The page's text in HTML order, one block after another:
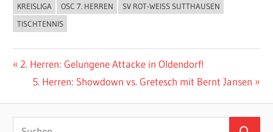
ALLGEMEIN
KREISLIGA OSC 7. HERREN
SV ROT-WEISS SUTTHAUSEN
TISCHTENNIS
Beitragsnavigation
Vorheriger
Beitrag:
2. Herren: Gelungene Attacke in Oldendorf!
Nächster
5. Herren: Showdown vs. Gretesch mit Bernt Jansen
Suchen